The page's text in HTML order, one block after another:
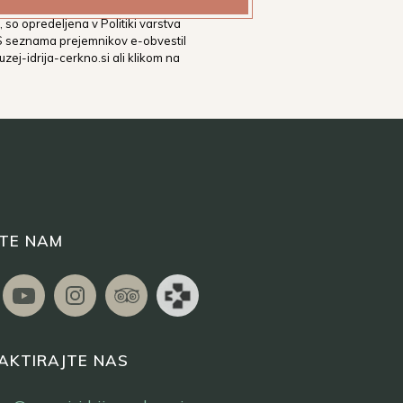
opredeljena v Politiki varstva
seznama prejemnikov e-obvestil
idrija-cerkno.si ali klikom na
NAM
NAS